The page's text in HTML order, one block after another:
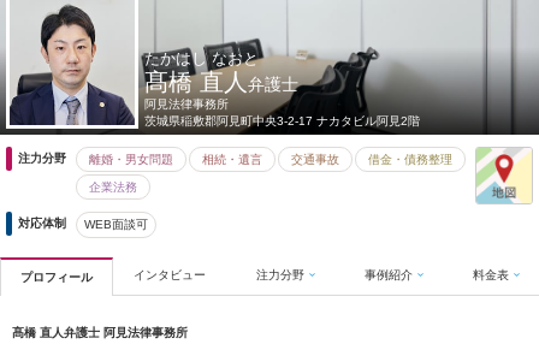
たかはし なおと
髙橋 直人弁護士
阿見法律事務所
茨城県稲敷郡阿見町中央3-2-17 ナカタビル阿見2階
注力分野 離婚・男女問題 相続・遺言 交通事故 借金・債務整理
企業法務
対応体制 WEB面談可
プロフィール インタビュー 注力分野 事例紹介 料金表
髙橋 直人弁護士 阿見法律事務所